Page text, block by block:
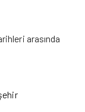
arasında